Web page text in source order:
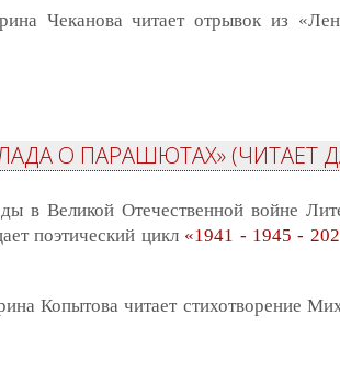
Чеканова читает отрывок из
О ПАРАШЮТАХ» (ЧИТАЕТ
в Великой Отечественной войне
поэтический цикл «1941 - 1945 -
Копытова читает стихотворение